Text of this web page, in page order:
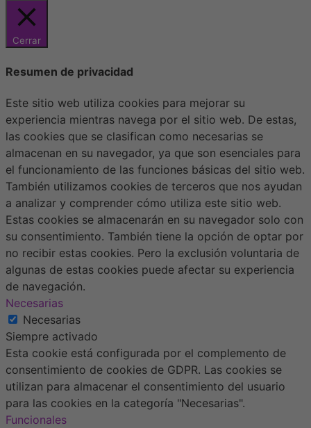
Cerrar
Resumen de privacidad
Este sitio web utiliza cookies para mejorar su
experiencia mientras navega por el sitio web. De estas,
las cookies que se clasifican como necesarias se
almacenan en su navegador, ya que son esenciales para
el funcionamiento de las funciones básicas del sitio web.
También utilizamos cookies de terceros que nos ayudan
a analizar y comprender cómo utiliza este sitio web.
Estas cookies se almacenarán en su navegador solo con
su consentimiento. También tiene la opción de optar por
no recibir estas cookies. Pero la exclusión voluntaria de
algunas de estas cookies puede afectar su experiencia
de navegación.
Necesarias
Necesarias
Siempre activado
Esta cookie está configurada por el complemento de
consentimiento de cookies de GDPR. Las cookies se
utilizan para almacenar el consentimiento del usuario
para las cookies en la categoría "Necesarias".
Funcionales